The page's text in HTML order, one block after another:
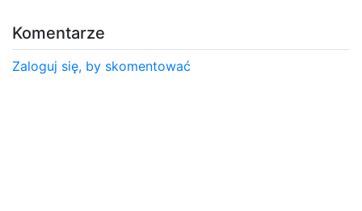
Komentarze
Zaloguj się, by skomentować